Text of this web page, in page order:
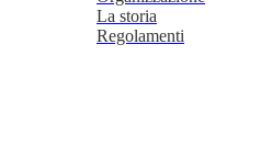
La storia
Regolamenti